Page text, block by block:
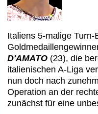
Italiens 5-malige
D'AMATO (23), die
italienischen A-Liga
nun doch nach
Operation an der
zunächst für eine